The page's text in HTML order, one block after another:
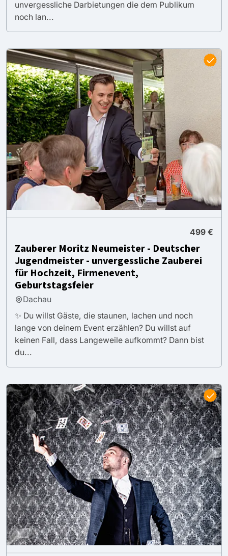
unvergessliche Darbietungen die dem Publikum
noch lan...
499 €
Zauberer Moritz Neumeister - Deutscher
Jugendmeister - unvergessliche Zauberei
für Hochzeit, Firmenevent,
Geburtstagsfeier
Dachau
✨ Du willst Gäste, die staunen, lachen und noch
lange von deinem Event erzählen? Du willst auf
keinen Fall, dass Langeweile aufkommt? Dann bist
du...